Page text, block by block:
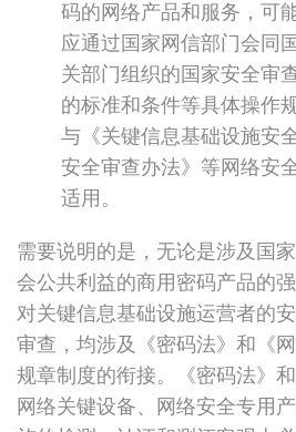
码的网络产品和服务，可
应通过国家网信部门会同
关部门组织的国家安全审
的标准和条件等具体操作
与《关键信息基础设施安
安全审查办法》等网络安
适用。
需要说明的是，无论是涉及国
会公共利益的商用密码产品的
对关键信息基础设施运营者的
审查，均涉及《密码法》和《
规章制度的衔接。《密码法》
网络关键设备、网络安全专用